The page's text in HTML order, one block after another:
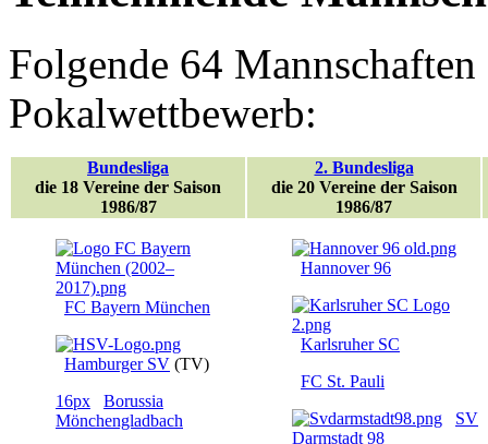
Folgende 64
Pokalwettbewerb:
Bundesliga
die 18 Vereine der Saison
1986/87
2. Bundesliga
die 20 Vereine der Saison
1986/87
FC Bayern München
Hamburger SV (TV)
16px
Borussia
Mönchengladbach
Hannover 96
Karlsruher SC
FC St. Pauli
SV
Darmstadt 98